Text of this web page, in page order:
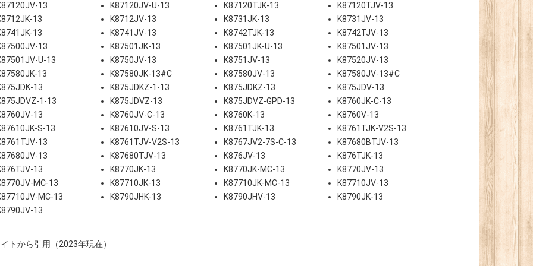
13 K87120JV-U-13 K87120TJK-13
K87120TJV-13
13
K8712JV-13 K8731JK-13
K8731JV-13
13
K8741JV-13 K8742TJK-13
K8742TJV-13
13
K87501JK-13 K87501JK-U-13
K87501JV-13
U-13
K8750JV-13 K8751JV-13
K87520JV-13
13
K87580JK-13#C K87580JV-13
K87580JV-13#C
13
K875JDKZ-1-13 K875JDKZ-13
K875JDV-13
1-13
K875JDVZ-13 K875JDVZ-GPD-13
K8760JK-C-13
13
K8760JV-C-13 K8760K-13
K8760V-13
S-13
K87610JV-S-13 K8761TJK-13
K8761TJK-V2S-13
13
K8761TJV-V2S-13 K8767JV2-7S-C-13
K87680BTJV-13
13
K87680TJV-13 K876JV-13
K876TJK-13
13
K8770JK-13 K8770JK-MC-13
K8770JV-13
MC-13
K87710JK-13 K87710JK-MC-13
K87710JV-13
MC-13
K8790JHK-13 K8790JHV-13
K8790JK-13
13
トから引用（2023年現在）